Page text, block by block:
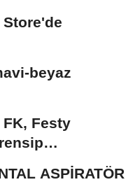
beyaz
Festy
ASPİRATÖR